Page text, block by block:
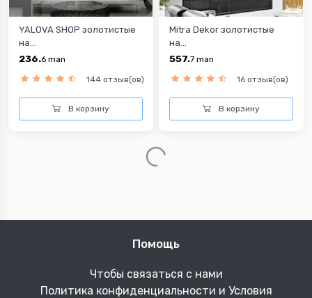
YALOVA SHOP золотистые
на...
236.6 man
144 отзыв(ов)
В корзину
Mitra Dekor золотистые
на...
557.7 man
16 отзыв(ов)
В корзину
Помощь
Чтобы связаться с нами
Политика конфиденциальности и Условия